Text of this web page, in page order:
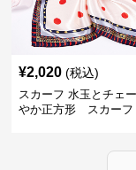
¥2,020 (税込)
スカーフ 水玉とチェ
やか正方形 スカーフ